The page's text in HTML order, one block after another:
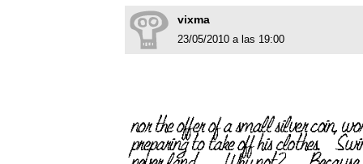
vixma
23/05/2010 a las 19:00